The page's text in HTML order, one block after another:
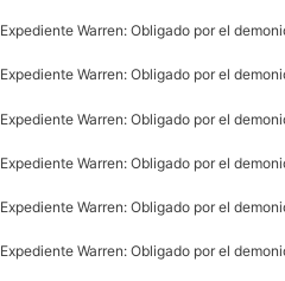
Expediente Warren: Obligado por el
Expediente Warren: Obligado por el
Expediente Warren: Obligado por el
Expediente Warren: Obligado por el
Expediente Warren: Obligado por el
Expediente Warren: Obligado por el